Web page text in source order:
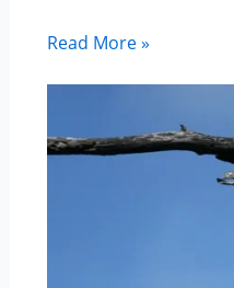
Read More »